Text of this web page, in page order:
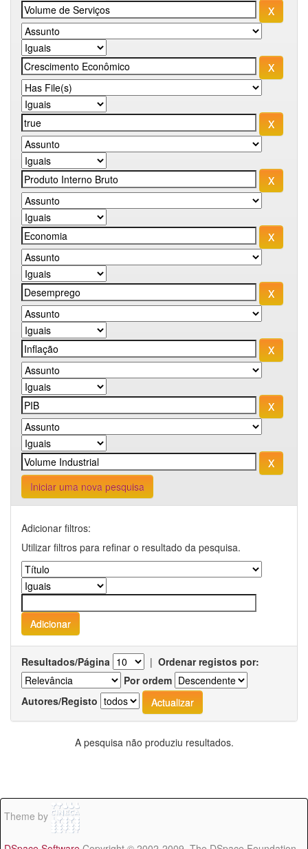
Iniciar uma nova pesquisa
Adicionar filtros:
Utilizar filtros para refinar o resultado da pesquisa.
Resultados/Página | Ordenar registos por:
Por ordem
Autores/Registo
A pesquisa não produziu resultados.
Theme by